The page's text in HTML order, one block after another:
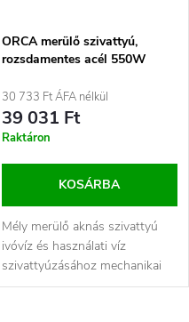
ORCA merülő szivattyú,
rozsdamentes acél 550W
30 733 Ft ÁFA nélkül
39 031 Ft
Raktáron
KOSÁRBA
Mély merülő aknás szivattyú
ivóvíz és használati víz
szivattyúzásához mechanikai
szennyeződések nélkül.